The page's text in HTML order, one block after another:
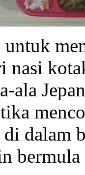
nasi
ala
di dalam